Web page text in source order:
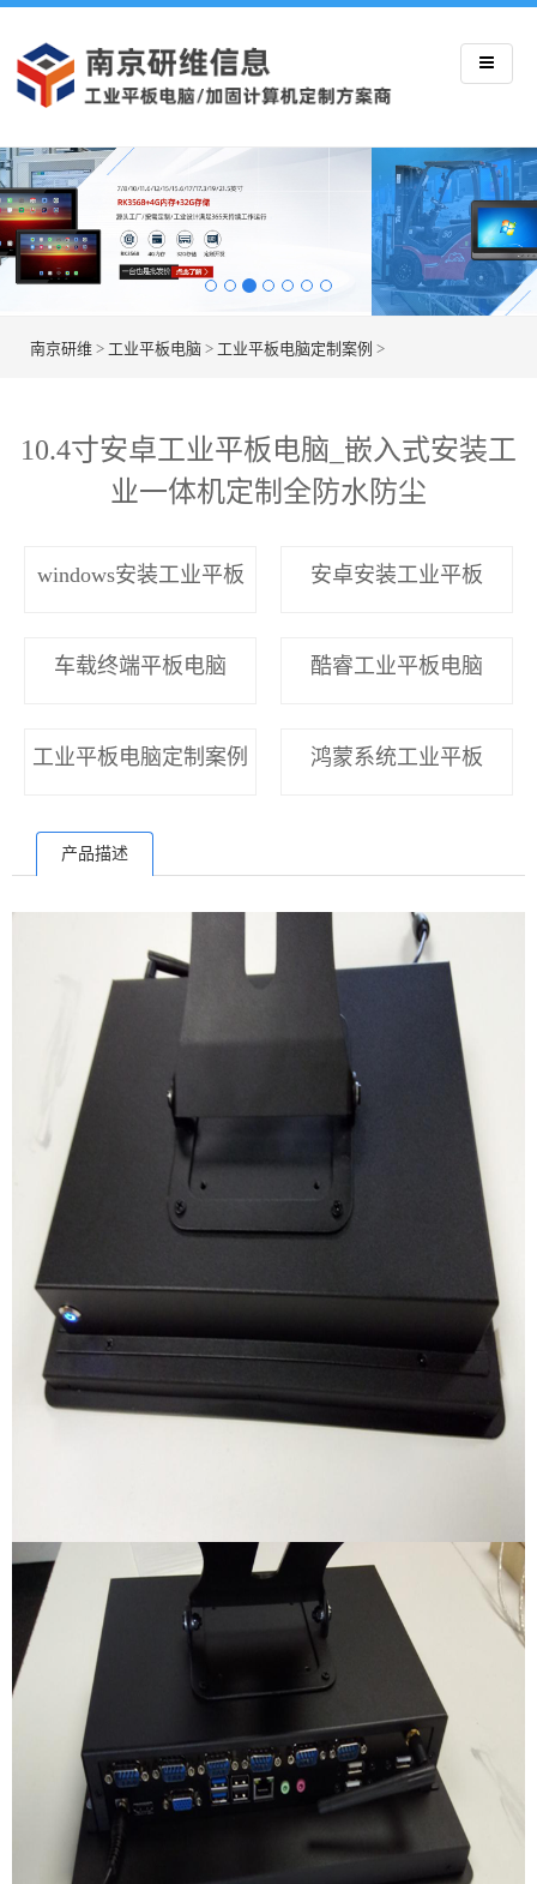
南京研维 > 工业平板电脑 > 工业平板电脑定制案例 >
10.4寸安卓工业平板电脑_嵌入式安装工
业一体机定制全防水防尘
windows安装工业平板 安卓安装工业平板
车载终端平板电脑 酷睿工业平板电脑
工业平板电脑定制案例 鸿蒙系统工业平板
产品描述